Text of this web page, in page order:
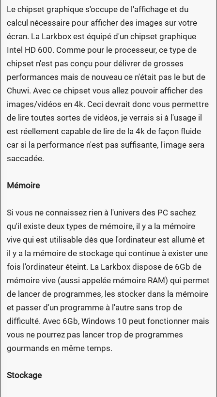
Le chipset graphique s'occupe de l'affichage et du
calcul nécessaire pour afficher des images sur votre
écran. La Larkbox est équipé d'un chipset graphique
Intel HD 600. Comme pour le processeur, ce type de
chipset n'est pas conçu pour délivrer de grosses
performances mais de nouveau ce n'était pas le but de
Chuwi. Avec ce chipset vous allez pouvoir afficher des
images/vidéos en 4k. Ceci devrait donc vous permettre
de lire toutes sortes de vidéos, je verrais si à l'usage il
est réellement capable de lire de la 4k de façon fluide
car si la performance n'est pas suffisante, l'image sera
saccadée.
Mémoire
Si vous ne connaissez rien à l'univers des PC sachez
qu'il existe deux types de mémoire, il y a la mémoire
vive qui est utilisable dès que l'ordinateur est allumé et
il y a la mémoire de stockage qui continue à exister une
fois l'ordinateur éteint. La Larkbox dispose de 6Gb de
mémoire vive (aussi appelée mémoire RAM) qui permet
de lancer de programmes, les stocker dans la mémoire
et passer d'un programme à l'autre sans trop de
difficulté. Avec 6Gb, Windows 10 peut fonctionner mais
vous ne pourrez pas lancer trop de programmes
gourmands en même temps.
Stockage